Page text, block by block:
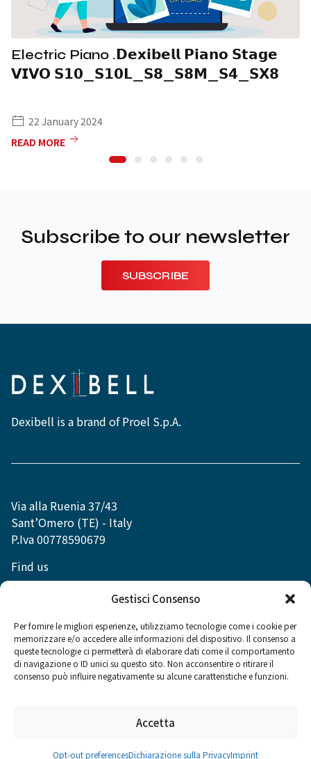
Gestisci Consenso
Per fornire le migliori esperienze, utilizziamo tecnologie come i cookie per
memorizzare e/o accedere alle informazioni del dispositivo. Il consenso a
queste tecnologie ci permetterà di elaborare dati come il comportamento
di navigazione o ID unici su questo sito. Non acconsentire o ritirare il
consenso può influire negativamente su alcune caratteristiche e funzioni.
Accetta
Opt-out preferencesDichiarazione sulla PrivacyImprint
Electric Piano .𝗗𝗲𝘅𝗶𝗯𝗲𝗹𝗹 𝗣𝗶𝗮𝗻𝗼 𝗦𝘁𝗮𝗴𝗲
𝗩𝗜𝗩𝗢 𝗦𝟭𝟬_𝗦𝟭𝟬𝗟_𝗦𝟴_𝗦𝟴𝗠_𝗦𝟰_𝗦𝗫𝟴
22 January 2024
READ MORE
Subscribe to our newsletter
SUBSCRIBE
Dexibell is a brand of Proel S.p.A.
Via alla Ruenia 37/43
Sant’Omero (TE) - Italy
P.Iva 00778590679
Find us
Social